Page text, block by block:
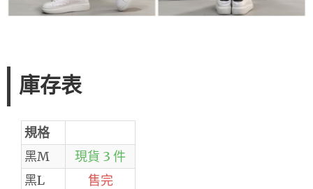
庫存表
規格
黑M
現貨 3 件
黑L
售完